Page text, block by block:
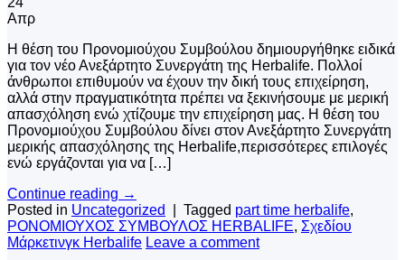
Απρ
Η θέση του Προνομιούχου Συμβούλου δημιουργήθηκε ειδικά
για τον νέο Ανεξάρτητο Συνεργάτη της Herbalife. Πολλοί
άνθρωποι επιθυμούν να έχουν την δική τους επιχείρηση,
αλλά στην πραγματικότητα πρέπει να ξεκινή­σουμε με μερική
απασχόληση ενώ χτίζουμε την επιχείρηση μας. Η θέση του
Προνομιούχου Συμβούλου δίνει στον Ανεξάρτητο Συνερ­γάτη
μερικής απασχόλησης της Herbalife,περισσότερες επιλογές
ενώ εργάζονται για να […]
Continue reading →
Posted in Uncategorized Tagged part time herbalife,
ΡΟΝΟΜΙΟΥΧΟΣ ΣΥΜΒΟΥΛΟΣ HERBALIFE, Σχεδίου
Μάρκετινγκ Herbalife Leave a comment